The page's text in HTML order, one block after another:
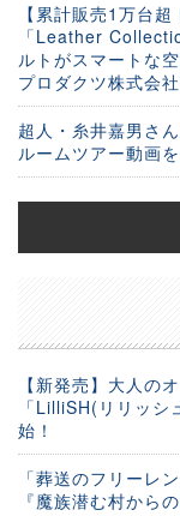
【累計販売1万台
「Leather
ルトがスマートな
プロダクツ株式会社
超人・糸井嘉男さ
ルームツアー動画
【新発売】大人の
「LilliSH(リリッ
始！
「葬送のフリーレ
『魔族潜む村から